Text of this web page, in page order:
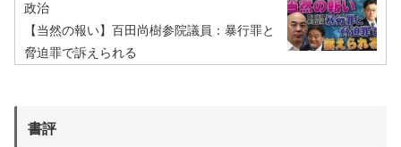
政治
【当然の報い】百田尚樹参院議員：暴行罪と
脅迫罪で訴えられる
書評